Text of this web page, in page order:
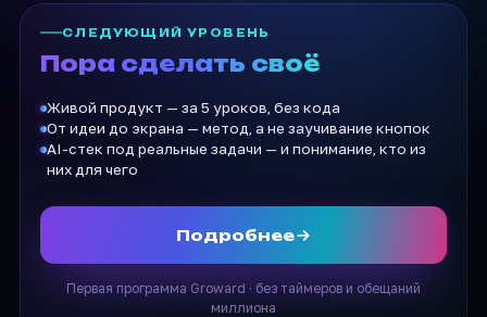
СЛЕДУЮЩИЙ УРОВЕНЬ
Пора сделать своё
Живой продукт — за 5 уроков, без кода
От идеи до экрана — метод, а не заучивание кнопок
AI-стек под реальные задачи — и понимание, кто из
них для чего
Подробнее
Первая программа Groward · без таймеров и обещаний
миллиона